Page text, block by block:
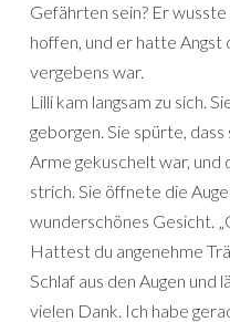
Gefährten sein? Er
hoffen, und er hatte Angst
vergebens war.
Lilli kam langsam zu sich.
geborgen. Sie spürte,
Arme gekuschelt war, und
strich. Sie öffnete die
wunderschönes Gesicht.
Hattest du angenehme
Schlaf aus den Augen und
vielen Dank. Ich habe